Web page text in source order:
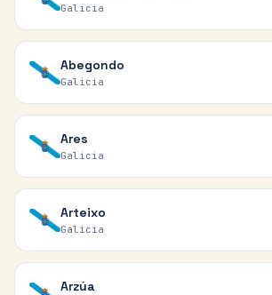
Galicia
Abegondo
Galicia
Ares
Galicia
Arteixo
Galicia
Arzúa